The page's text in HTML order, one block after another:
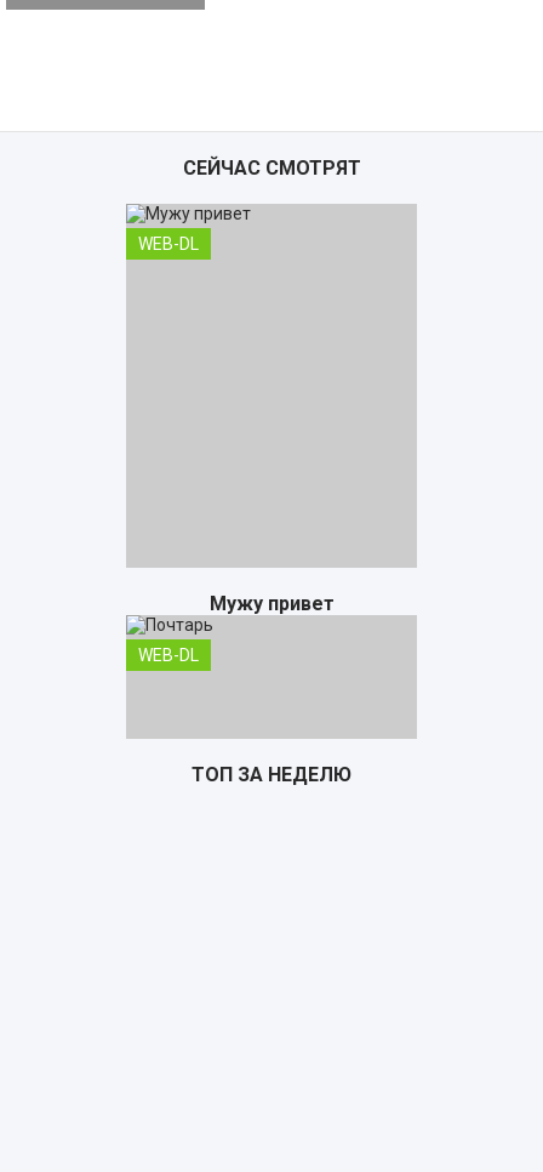
СЕЙЧАС СМОТРЯТ
WEB-DL
Мужу привет
WEB-DL
ТОП ЗА НЕДЕЛЮ